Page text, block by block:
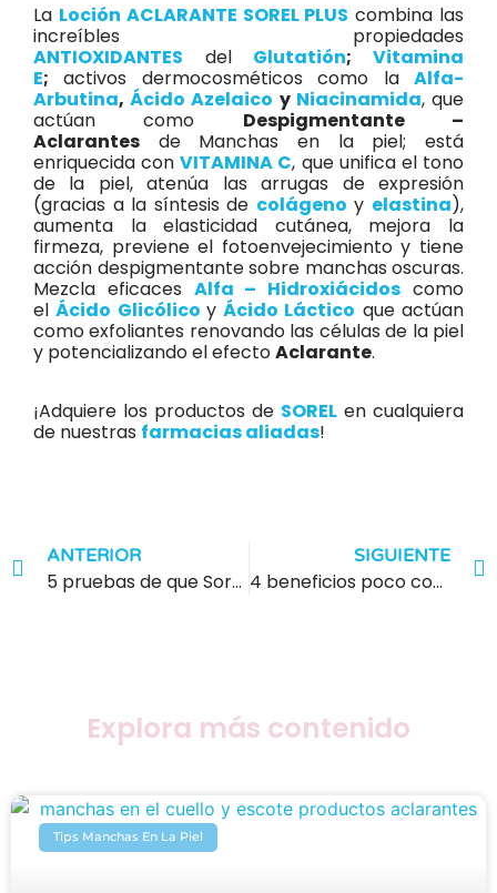
La Loción ACLARANTE SOREL PLUS combina las
increíbles propiedades
ANTIOXIDANTES
del Glutatión;Vitamina
E; activos dermocosméticos como la Alfa-
Arbutina,Ácido Azelaico y Niacinamida, que
actúan como Despigmentante –
Aclarantes de Manchas en la piel; está
enriquecida conVITAMINA C, que unifica el tono
de la piel, atenúa las arrugas de expresión
(gracias a la síntesis de colágeno y elastina),
aumenta la elasticidad cutánea, mejora la
firmeza, previene el fotoenvejecimiento y tiene
acción despigmentante sobre manchas oscuras.
Mezcla eficaces Alfa – Hidroxiácidos como
elÁcido Glicólico y Ácido Láctico que actúan
como exfoliantes renovando las células de la piel
y potencializando el efectoAclarante.
¡Adquiere los productos de SOREL en cualquiera
de nuestras farmacias aliadas!
ANTERIOR
5 pruebas de que Sorel Sun es más que un simple protector solar
SIGUIENTE
4 beneficios poco conocidos del Ácido Glicólico en la Locion Aclarante Sorel Plus
Explora más contenido
Tips Manchas En La Piel